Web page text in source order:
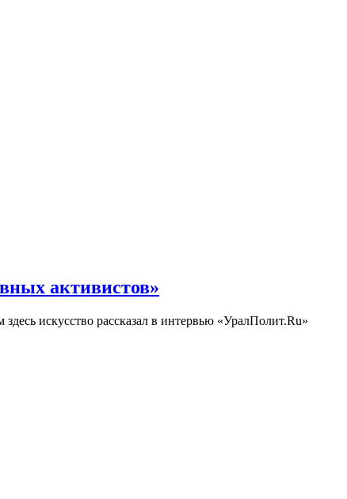
активистов»
искусство рассказал в интервью «УралПолит.Ru»